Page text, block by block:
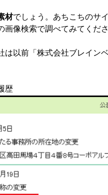
材でしょう。あちこちのサ
像検索で調べてみてくださ
は以前「株式会社ブレイン
歴